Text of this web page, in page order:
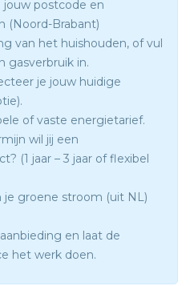
jouw postcode en
(Noord-Brabant)
van het huishouden, of vul
gasverbruik in.
je jouw huidige
of vaste energietarief.
wil jij een
(1 jaar – 3 jaar of flexibel
je groene stroom (uit NL)
en laat de
het werk doen.